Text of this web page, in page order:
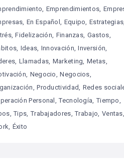
Emprendimientos
En Español Equipo
Estrategias
Fidelización Finanzas Gastos
Ideas Innovación Inversión
Llamadas Marketing
Metas
Negocio
Negocios
Productividad Redes
Personal
Tecnología Tiempo
Tips Trabajadores Trabajo Ventas
Éxito